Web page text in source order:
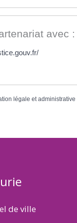
avec :
légale et administrative
de ville